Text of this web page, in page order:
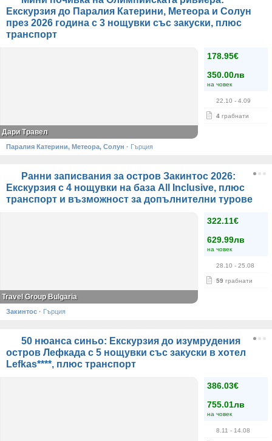
Екскурзия до Паралия Катерини, Метеора и Солун
през 2026 година с 3 нощувки със закуски, плюс
транспорт
178.95€
350.00лв
на човек
22.10 - 4.09
4 грабнати
Дари Травел
Паралия Катерини, Метеора, Солун · Гърция
Ранни записвания за остров Закинтос 2026:
Екскурзия с 4 нощувки на база All Inclusive, плюс
транспорт и възможност за допълнителни турове
322.11€
629.99лв
на човек
28.10 - 25.08
59 грабнати
Travel Group Bulgaria
Закинтос · Гърция
50 нюанса синьо: Екскурзия до изумрудения
остров Лефкада с 5 нощувки със закуски в хотел
Lefkas****, плюс транспорт
386.03€
755.01лв
на човек
8.11 - 14.08